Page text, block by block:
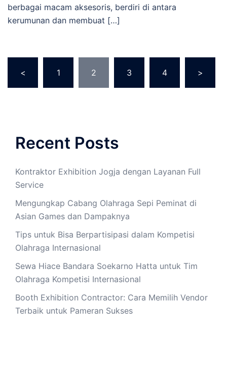
berbagai macam aksesoris, berdiri di antara
kerumunan dan membuat […]
pos
< 1 2 3 4 >
Recent Posts
Kontraktor Exhibition Jogja dengan Layanan Full
Service
Mengungkap Cabang Olahraga Sepi Peminat di
Asian Games dan Dampaknya
Tips untuk Bisa Berpartisipasi dalam Kompetisi
Olahraga Internasional
Sewa Hiace Bandara Soekarno Hatta untuk Tim
Olahraga Kompetisi Internasional
Booth Exhibition Contractor: Cara Memilih Vendor
Terbaik untuk Pameran Sukses